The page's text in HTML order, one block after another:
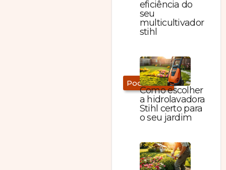
Podadores
eficiência do
seu
multicultivador
stihl
Como escolher
a hidrolavadora
Stihl certo para
o seu jardim